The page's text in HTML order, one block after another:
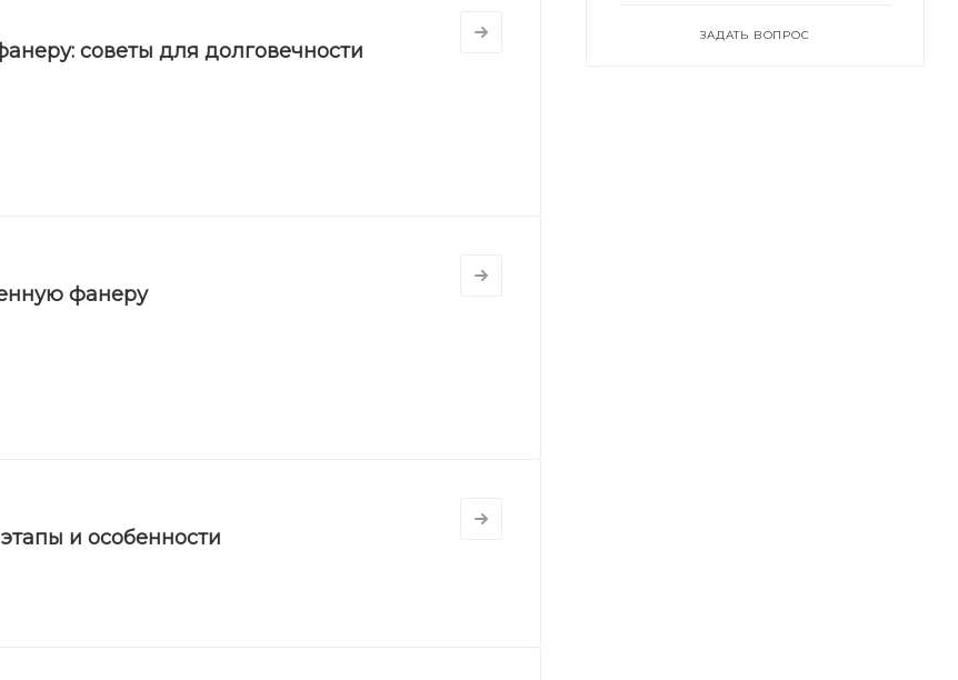
советы для долговечности
фанеру
и особенности
ЗАДАТЬ ВОПРОС